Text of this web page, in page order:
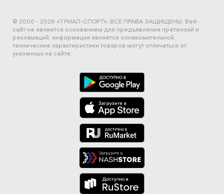
© 2000 - 2026 «ТРИАЛ-СПОРТ». ВСЕ ПРАВА ЗАЩИЩЕНЫ. Веб-
сайт не является основанием для предъявления претензий и
рекламаций, информация является ознакомительной,
технические характеристики товаров могут отличаться от
указанных на сайте.